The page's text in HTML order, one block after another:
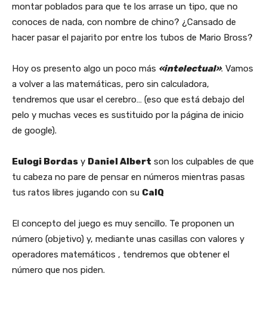
montar poblados para que te los arrase un tipo, que no
conoces de nada, con nombre de chino? ¿Cansado de
hacer pasar el pajarito por entre los tubos de Mario Bross?
Hoy os presento algo un poco más «intelectual». Vamos
a volver a las matemáticas, pero sin calculadora,
tendremos que usar el cerebro… (eso que está debajo del
pelo y muchas veces es sustituido por la página de inicio
de google).
Eulogi Bordas y Daniel Albert son los culpables de que
tu cabeza no pare de pensar en números mientras pasas
tus ratos libres jugando con su CalQ
El concepto del juego es muy sencillo. Te proponen un
número (objetivo) y, mediante unas casillas con valores y
operadores matemáticos , tendremos que obtener el
número que nos piden.